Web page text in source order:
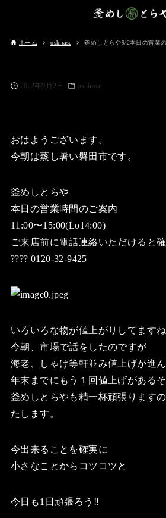
ホーム oshirase 釜めしとらや9/2本日の営業
2022年9月2日 oshirase
おはようございます。
今朝は蒸し暑い磐田市です。
釜めしとらや
本日の営業時間のご案内
11:00〜15:00(Lo14:00)
ご来店前に電話連絡いただけると確
???? 0120-32-9425
いろいろな物が値上がりしてますね
今朝、市場で話をしたのですが
海老、しゃけ等軒並み値上げが進ん
年末までにもう１回値上げがあるそ
釜めしとらやも精一杯頑張ります
たします。
今出来ることを確実に
小さなことからコツコツと
今日も1日頑張ろう‼️